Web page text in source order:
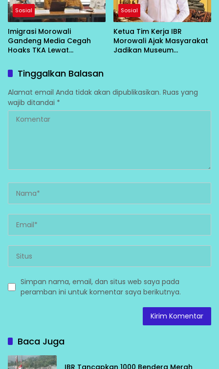
Sosial
Imigrasi Morowali
Gandeng Media Cegah
Hoaks TKA Lewat
Tengah
Sosial
Ketua Tim Kerja IBR
Morowali Ajak Masyarakat
Jadikan Museum
2026
Tinggalkan Balasan
Alamat email Anda tidak akan dipublikasikan. Ruas yang
wajib ditandai *
Simpan nama, email, dan situs web saya pada
peramban ini untuk komentar saya berikutnya.
Baca Juga